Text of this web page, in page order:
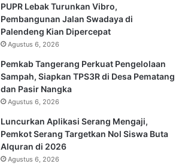
PUPR Lebak Turunkan Vibro,
Pembangunan Jalan Swadaya di
Palendeng Kian Dipercepat
Agustus 6, 2026
Pemkab Tangerang Perkuat Pengelolaan
Sampah, Siapkan TPS3R di Desa Pematang
dan Pasir Nangka
Agustus 6, 2026
Luncurkan Aplikasi Serang Mengaji,
Pemkot Serang Targetkan Nol Siswa Buta
Alquran di 2026
Agustus 6, 2026